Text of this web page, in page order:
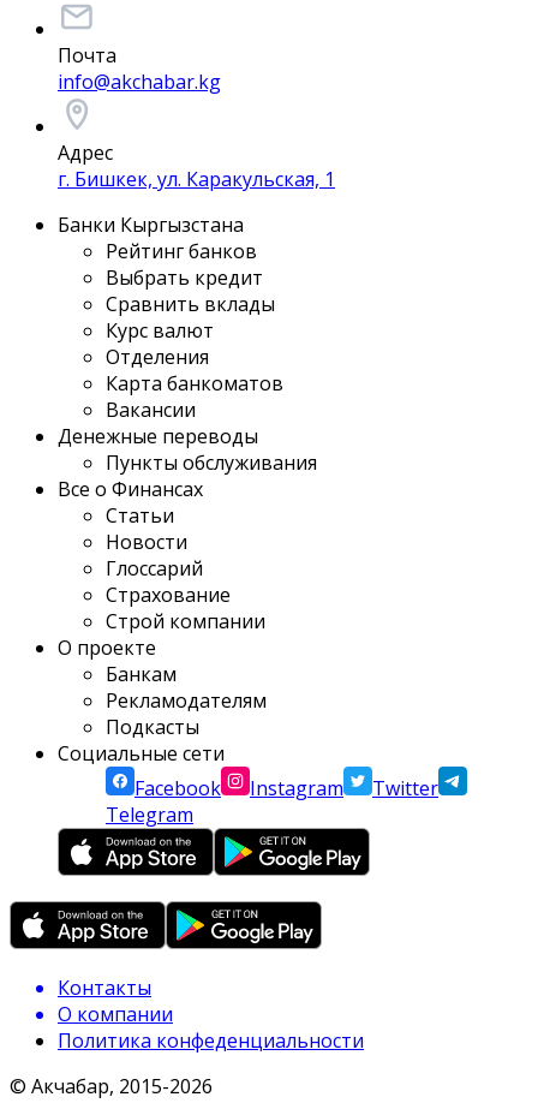
Почта
info@akchabar.kg
Адрес
г. Бишкек, ул. Каракульская, 1
Банки Кыргызстана
Рейтинг банков
Выбрать кредит
Сравнить вклады
Курс валют
Отделения
Карта банкоматов
Вакансии
Денежные переводы
Пункты обслуживания
Все о Финансах
Статьи
Новости
Глоссарий
Страхование
Строй компании
О проекте
Банкам
Рекламодателям
Подкасты
Социальные сети
Facebook
Instagram
Twitter
Telegram
Контакты
О компании
Политика конфеденциальности
© Акчабар, 2015-2026